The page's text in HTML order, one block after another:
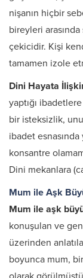
nişanın hiçbir
bireyleri
çekicidir. Kişi
tamamen izole
Dini Hayata
yaptığı
bir isteksizlik,
ibadet
konsantre
Dini mekanlara
Mum ile Aşk
Mum ile aşk
konuşulan ve
üzerinden
boyunca mum,